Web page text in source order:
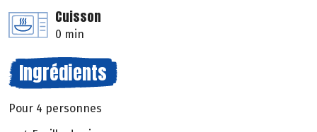
Cuisson
0 min
Ingrédients
Pour 4 personnes